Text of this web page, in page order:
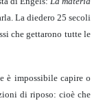
La diedero 25 secoli
che gettarono tutte le
è impossibile capire o
di riposo: cioè che